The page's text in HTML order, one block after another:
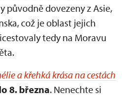
původně dovezeny z Asie,
což je oblast jejich
tedy na Moravu
a křehká krása na cestách
8. března. Nenechte si